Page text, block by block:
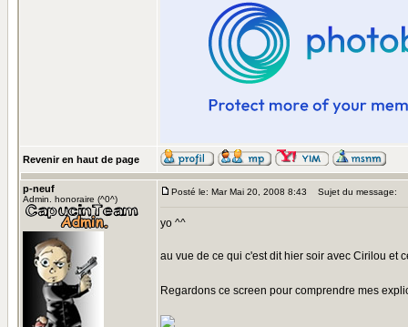
Revenir en haut de page
p-neuf
Admin. honoraire (^0^)
Posté le: Mar Mai 20, 2008 8:43 Sujet du message:
yo ^^
au vue de ce qui c'est dit hier soir avec Cirilou et
Regardons ce screen pour comprendre mes